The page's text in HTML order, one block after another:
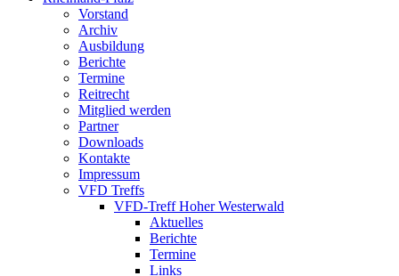
Vorstand
Archiv
Ausbildung
Berichte
Termine
Reitrecht
Mitglied werden
Partner
Downloads
Kontakte
Impressum
VFD Treffs
VFD-Treff Hoher Westerwald
Aktuelles
Berichte
Termine
Links